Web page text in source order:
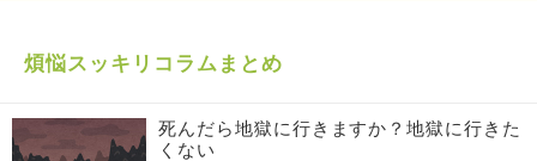
煩悩スッキリコラムまとめ
死んだら地獄に行きますか？地獄に行きた
くない